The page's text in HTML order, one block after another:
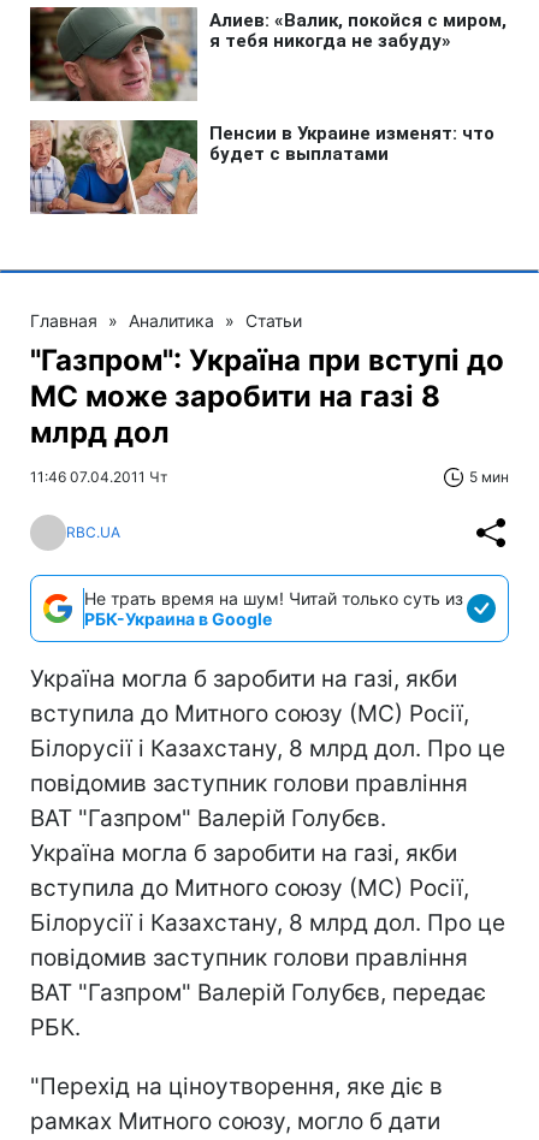
Главная » Аналитика » Статьи
"Газпром": Україна при вступі до
МС може заробити на газі 8
млрд дол
11:46 07.04.2011 Чт 5 мин
RBC.UA
Не трать время на шум! Читай только суть из
РБК-Украина в Google
Україна могла б заробити на газі, якби
вступила до Митного союзу (МС) Росії,
Білорусії і Казахстану, 8 млрд дол. Про це
повідомив заступник голови правління
ВАТ "Газпром" Валерій Голубєв.
Україна могла б заробити на газі, якби
вступила до Митного союзу (МС) Росії,
Білорусії і Казахстану, 8 млрд дол. Про це
повідомив заступник голови правління
ВАТ "Газпром" Валерій Голубєв, передає
РБК.
"Перехід на ціноутворення, яке діє в
рамках Митного союзу, могло б дати